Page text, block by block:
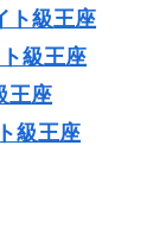
ト級王座
級王座
王座
級王座